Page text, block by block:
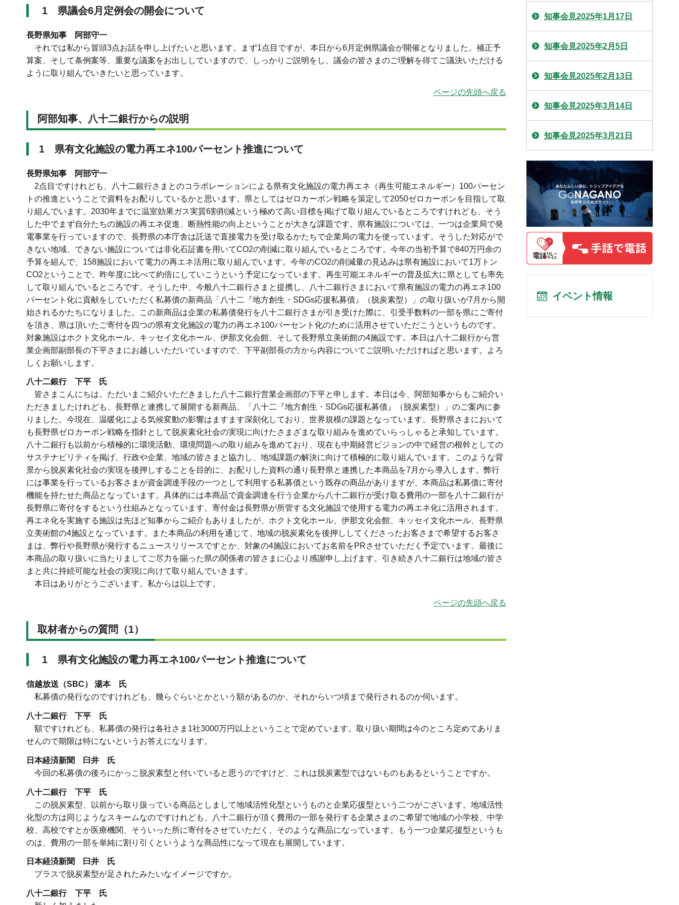
1 県議会6月定例会の開会について
長野県知事 阿部守一
それでは私から冒頭3点お話を申し上げたいと思います。まず1点目ですが、本日から6月定例県議会が開催となりました。補正予
算案、そして条例案等、重要な議案をお出ししていますので、しっかりご説明をし、議会の皆さまのご理解を得てご議決いただける
ように取り組んでいきたいと思っています。
ページの先頭へ戻る
阿部知事、八十二銀行からの説明
1 県有文化施設の電力再エネ100パーセント推進について
長野県知事 阿部守一
2点目ですけれども、八十二銀行さまとのコラボレーションによる県有文化施設の電力再エネ（再生可能エネルギー）100パーセン
トの推進ということで資料をお配りしているかと思います。県としてはゼロカーボン戦略を策定して2050ゼロカーボンを目指して取
り組んでいます。2030年までに温室効果ガス実質6割削減という極めて高い目標を掲げて取り組んでいるところですけれども、そう
した中でまず自分たちの施設の再エネ促進、断熱性能の向上ということが大きな課題です。県有施設については、一つは企業局で発
電事業を行っていますので、長野県の本庁舎は託送で直接電力を受け取るかたちで企業局の電力を使っています。そうした対応がで
きない地域、できない施設については非化石証書を用いてCO2の削減に取り組んでいるところです。今年の当初予算で840万円余の
予算を組んで、158施設において電力の再エネ活用に取り組んでいます。今年のCO2の削減量の見込みは県有施設において1万トン
CO2ということで、昨年度に比べて約倍にしていこうという予定になっています。再生可能エネルギーの普及拡大に県としても率先
して取り組んでいるところです。そうした中、今般八十二銀行さまと提携し、八十二銀行さまにおいて県有施設の電力の再エネ100
パーセント化に貢献をしていただく私募債の新商品「八十二『地方創生・SDGs応援私募債』（脱炭素型）」の取り扱いが7月から開
始されるかたちになりました。この新商品は企業の私募債発行を八十二銀行さまが引き受けた際に、引受手数料の一部を県にご寄付
を頂き、県は頂いたご寄付を四つの県有文化施設の電力の再エネ100パーセント化のために活用させていただこうというものです。
対象施設はホクト文化ホール、キッセイ文化ホール、伊那文化会館、そして長野県立美術館の4施設です。本日は八十二銀行から営
業企画部副部長の下平さまにお越しいただいていますので、下平副部長の方から内容についてご説明いただければと思います。よろ
しくお願いします。
八十二銀行 下平 氏
皆さまこんにちは。ただいまご紹介いただきました八十二銀行営業企画部の下平と申します。本日は今、阿部知事からもご紹介い
ただきましたけれども、長野県と連携して展開する新商品、「八十二『地方創生・SDGs応援私募債』（脱炭素型）」のご案内に参
りました。今現在、温暖化による気候変動の影響はますます深刻化しており、世界規模の課題となっています。長野県さまにおいて
も長野県ゼロカーボン戦略を指針として脱炭素化社会の実現に向けたさまざまな取り組みを進めていらっしゃると承知しています。
八十二銀行も以前から積極的に環境活動、環境問題への取り組みを進めており、現在も中期経営ビジョンの中で経営の根幹としての
サステナビリティを掲げ、行政や企業、地域の皆さまと協力し、地域課題の解決に向けて積極的に取り組んでいます。このような背
景から脱炭素化社会の実現を後押しすることを目的に、お配りした資料の通り長野県と連携した本商品を7月から導入します。弊行
には事業を行っているお客さまが資金調達手段の一つとして利用する私募債という既存の商品がありますが、本商品は私募債に寄付
機能を持たせた商品となっています。具体的には本商品で資金調達を行う企業から八十二銀行が受け取る費用の一部を八十二銀行が
長野県に寄付をするという仕組みとなっています。寄付金は長野県が所管する文化施設で使用する電力の再エネ化に活用されます。
再エネ化を実施する施設は先ほど知事からご紹介もありましたが、ホクト文化ホール、伊那文化会館、キッセイ文化ホール、長野県
立美術館の4施設となっています。また本商品の利用を通じて、地域の脱炭素化を後押ししてくださったお客さまで希望するお客さ
まは、弊行や長野県が発行するニュースリリースですとか、対象の4施設においてお名前をPRさせていただく予定でいます。最後に
本商品の取り扱いに当たりましてご尽力を賜った県の関係者の皆さまに心より感謝申し上げます。引き続き八十二銀行は地域の皆さ
まと共に持続可能な社会の実現に向けて取り組んでいきます。
本日はありがとうございます。私からは以上です。
ページの先頭へ戻る
取材者からの質問（1）
1 県有文化施設の電力再エネ100パーセント推進について
信越放送（SBC） 湯本 氏
私募債の発行なのですけれども、幾らぐらいとかという額があるのか、それからいつ頃まで発行されるのか伺います。
八十二銀行 下平 氏
額ですけれども、私募債の発行は各社さま1社3000万円以上ということで定めています。取り扱い期間は今のところ定めてありま
せんので期限は特にないというお答えになります。
日本経済新聞 臼井 氏
今回の私募債の後ろにかっこ脱炭素型と付いていると思うのですけど、これは脱炭素型ではないものもあるということですか。
八十二銀行 下平 氏
この脱炭素型、以前から取り扱っている商品としまして地域活性化型というものと企業応援型という二つがございます。地域活性
化型の方は同じようなスキームなのですけれども、八十二銀行が頂く費用の一部を発行する企業さまのご希望で地域の小学校、中学
校、高校ですとか医療機関、そういった所に寄付をさせていただく、そのような商品になっています。もう一つ企業応援型というも
のは、費用の一部を単純に割り引くというような商品性になって現在も展開しています。
日本経済新聞 臼井 氏
プラスで脱炭素型が足されたみたいなイメージですか。
八十二銀行 下平 氏
知事会見2025年1月17日
知事会見2025年2月5日
知事会見2025年2月13日
知事会見2025年3月14日
知事会見2025年3月21日
イベント情報